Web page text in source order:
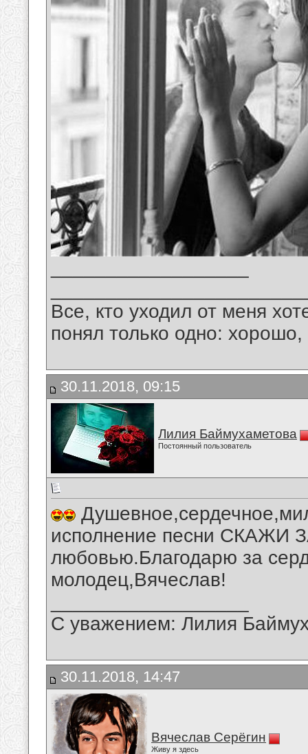
Все, кто уходил от меня
понял только одно:
30.11.2018, 09:15
Лилия Баймухаметова
Постоянный пользователь
исполнение песни СКАЖИ
любовью.Благодарю за
молодец,Вячеслав!
С уважением: Лилия
30.11.2018, 14:47
Вячеслав Серёгин
Живу я здесь